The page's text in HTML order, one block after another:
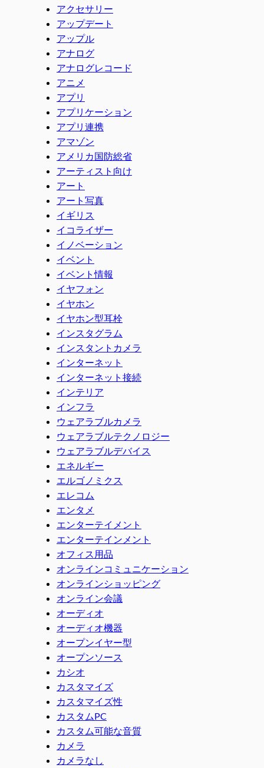
アクセサリー
アップデート
アップル
アナログ
アナログレコード
アニメ
アプリ
アプリケーション
アプリ連携
アマゾン
アメリカ国防総省
アーティスト向け
アート
アート写真
イギリス
イコライザー
イノベーション
イベント
イベント情報
イヤフォン
イヤホン
イヤホン型耳栓
インスタグラム
インスタントカメラ
インターネット
インターネット接続
インテリア
インフラ
ウェアラブルカメラ
ウェアラブルテクノロジー
ウェアラブルデバイス
エネルギー
エルゴノミクス
エレコム
エンタメ
エンターテイメント
エンターテインメント
オフィス用品
オンラインコミュニケーション
オンラインショッピング
オンライン会議
オーディオ
オーディオ機器
オープンイヤー型
オープンソース
カシオ
カスタマイズ
カスタマイズ性
カスタムPC
カスタム可能な音質
カメラ
カメラなし